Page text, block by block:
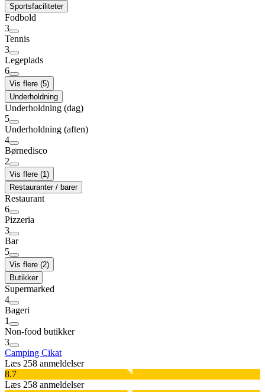
Sportsfaciliteter
Fodbold
3
Tennis
3
Legeplads
6
Vis flere (5)
Underholdning
Underholdning (dag)
5
Underholdning (aften)
4
Børnedisco
2
Vis flere (1)
Restauranter / barer
Restaurant
6
Pizzeria
3
Bar
5
Vis flere (2)
Butikker
Supermarked
4
Bageri
1
Non-food butikker
3
Camping Cikat
Læs 258 anmeldelser
8.7
Læs 258 anmeldelser